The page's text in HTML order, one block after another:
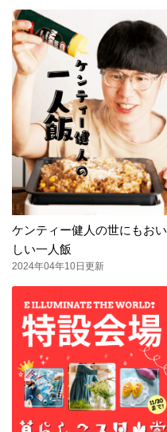
ケンティー健人の世にもおい
しい一人飯
2024年04年10日更新